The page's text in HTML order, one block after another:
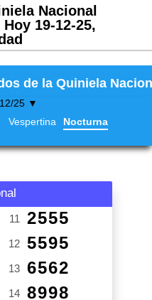
Nacional
19-12-25,
de la Quiniela
25 ▼
Vespertina Nocturna
11 2555
12 5595
13 6562
14 8998